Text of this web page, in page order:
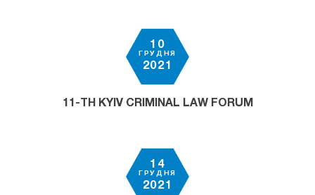
10
ГРУДНЯ
2021
11-TH KYIV CRIMINAL LAW FORUM
14
ГРУДНЯ
2021